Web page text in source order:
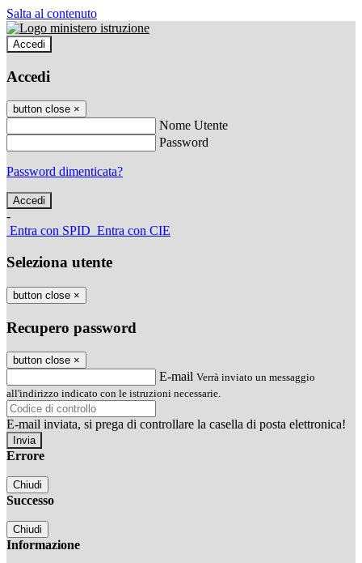
Salta al contenuto
Accedi
Accedi
button close ×
Nome Utente
Password
Password dimenticata?
-
Entra con SPID Entra con CIE
Seleziona utente
button close ×
Recupero password
button close ×
E-mail Verrà inviato un messaggio
all'indirizzo indicato con le istruzioni necessarie.
E-mail inviata, si prega di controllare la casella di posta elettronica!
Errore
Chiudi
Successo
Chiudi
Informazione